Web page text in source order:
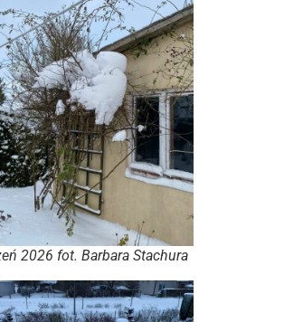
2026 fot. Barbara Stachura